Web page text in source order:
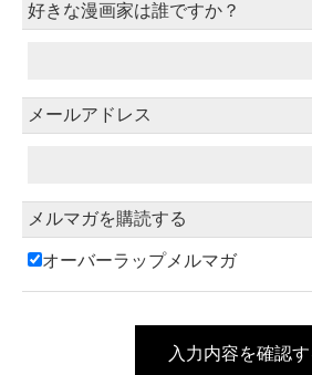
好きな漫画家は誰ですか？
メールアドレス
メルマガを購読する
オーバーラップメルマガ
入力内容を確認す